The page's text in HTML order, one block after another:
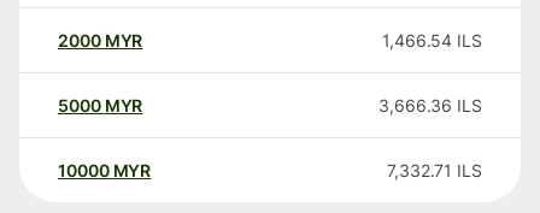
2000 MYR 1,466.54 ILS
5000 MYR 3,666.36 ILS
10000 MYR 7,332.71 ILS